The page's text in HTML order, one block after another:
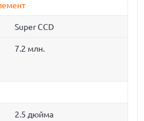
Super CCD
7.2 млн.
2.5 дюйма